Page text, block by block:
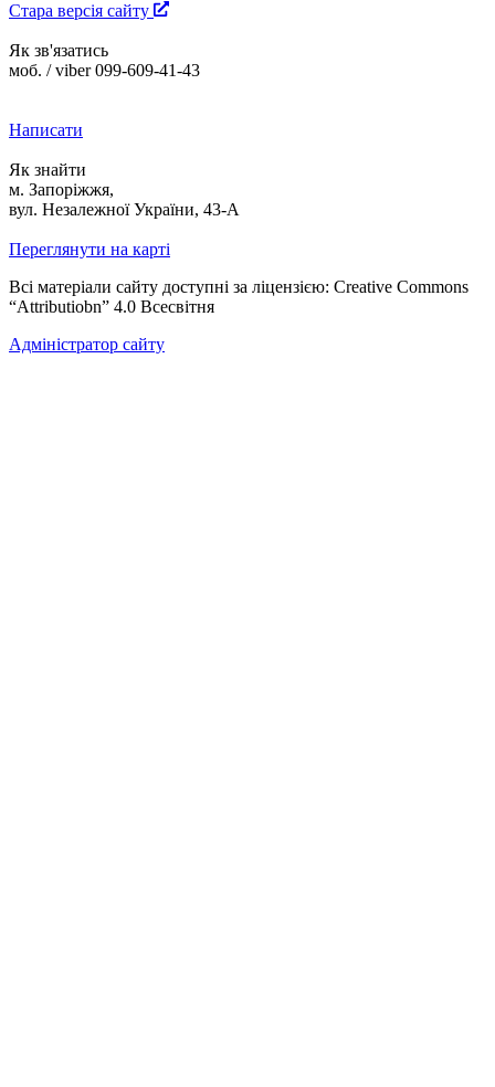
Стара версія сайту
Як зв'язатись
моб. / viber 099-609-41-43
Написати
Як знайти
м. Запоріжжя,
вул. Незалежної України, 43-А
Переглянути на карті
Всі матеріали сайту доступні за ліцензією: Creative Commons
“Attributiobn” 4.0 Всесвітня
Адміністратор сайту